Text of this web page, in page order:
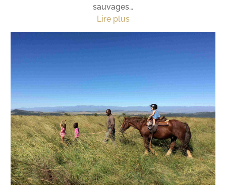
sauvages…
Lire plus